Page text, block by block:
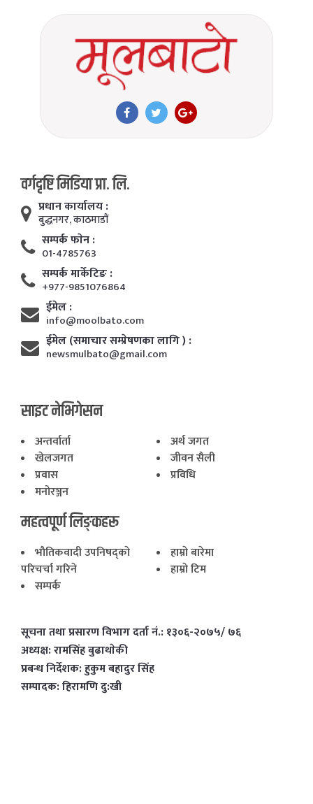
वर्गदृष्टि मिडिया प्रा. लि.
प्रधान कार्यालय :
बुद्धनगर, काठमाडाैं
सम्पर्क फाेन :
01-4785763
सम्पर्क मार्केटिङ :
+977-9851076864
ईमेल :
info@moolbato.com
ईमेल (समाचार सम्प्रेषणका लागि ) :
newsmulbato@gmail.com
साइट नेभिगेसन
अन्तर्वार्ता
अर्थ जगत
खेलजगत
जीवन सैली
प्रवास
प्रविधि
मनोरञ्जन
महत्वपूर्ण लिङ्कहरू
भाैतिकवादी उपनिषद्काे
परिचर्चा गरिने
हाम्राे बारेमा
हाम्राे टिम
सम्पर्क
सूचना तथा प्रसारण विभाग दर्ता नं.: १३०६-२०७५/ ७६
अध्यक्ष: रामसिंह बुढाथाेकी
प्रबन्ध निर्देशक: हुकुम बहादुर सिंह
सम्पादक: हिरामणि दु:खी